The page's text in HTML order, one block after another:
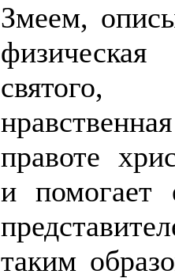
Змеем,
правоте
и помогает
таким